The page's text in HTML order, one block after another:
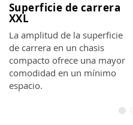
Superficie de carrera
XXL
La amplitud de la superficie
de carrera en un chasis
compacto ofrece una mayor
comodidad en un mínimo
espacio.